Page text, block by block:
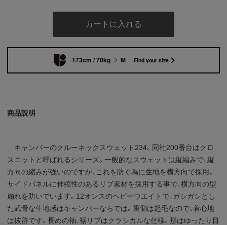
カートに入れる
173cm / 70kg M Find your size
商品説明
キャンバーのクルーネックスウェット234。同社200番台はクロ
スニットと呼ばれるシリーズ。一般的なスウェットは縦編みで、縦
方向の縮みが強いのですが、これを防ぐ為に生地を横方向で採用。
サイドパネルに伸縮性のあるリブ素材を採用する事で、横方向の型
崩れを防いでいます。12オンスのヘビーウエイトで、ガシガシとし
た武骨な生地感はキャンバーならでは。裏側は起毛なので、着心地
は抜群です。長めの袖、裾リブはクラシカルな仕様。形はゆったり目